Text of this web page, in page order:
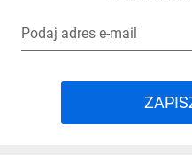
Podaj adres e-mail